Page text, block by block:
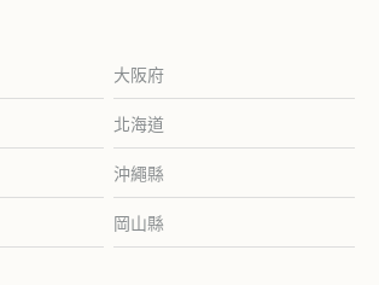
大阪府
北海道
沖繩縣
岡山縣